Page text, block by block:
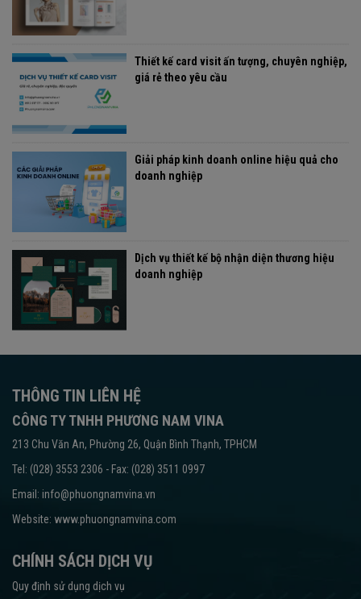
Thiết kế card visit ấn tượng, chuyên nghiệp,
giá rẻ theo yêu cầu
Giải pháp kinh doanh online hiệu quả cho
doanh nghiệp
Dịch vụ thiết kế bộ nhận diện thương hiệu
doanh nghiệp
THÔNG TIN LIÊN HỆ
CÔNG TY TNHH PHƯƠNG NAM VINA
213 Chu Văn An, Phường 26, Quận Bình Thạnh, TPHCM
Tel: (028) 3553 2306 - Fax: (028) 3511 0997
Email: info@phuongnamvina.vn
Website: www.phuongnamvina.com
CHÍNH SÁCH DỊCH VỤ
Quy định sử dụng dịch vụ